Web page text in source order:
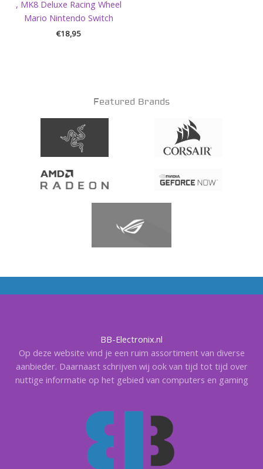
, MK8 Deluxe Racing Wheel
Mario Nintendo Switch
€18,95
Featured Brands
BB-Electronix.nl
Op deze website vind je een ruim assortiment van diverse
aanbieder. Daarnaast schrijven wij ook van tijd tot tijd over
nuttige informatie op het gebied van computers en gaming